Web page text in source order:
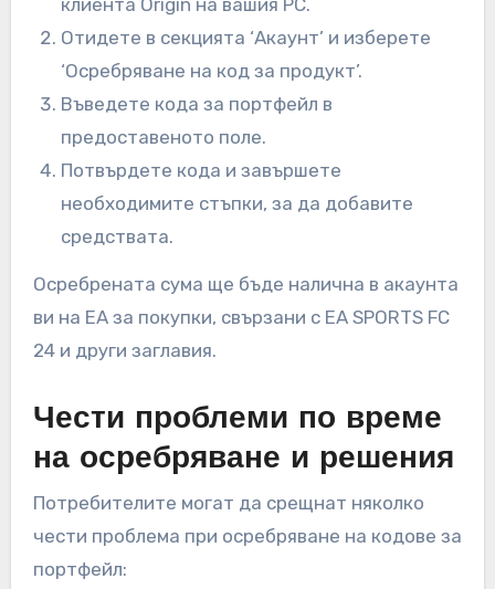
Отидете в секцията ‘Акаунт’ и изберете
‘Осребряване на код за продукт’.
Въведете кода за портфейл в
предоставеното поле.
Потвърдете кода и завършете
необходимите стъпки, за да добавите
средствата.
Осребрената сума ще бъде налична в акаунта
ви на EA за покупки, свързани с EA SPORTS FC
24 и други заглавия.
Чести проблеми по време
на осребряване и решения
Потребителите могат да срещнат няколко
чести проблема при осребряване на кодове за
портфейл: